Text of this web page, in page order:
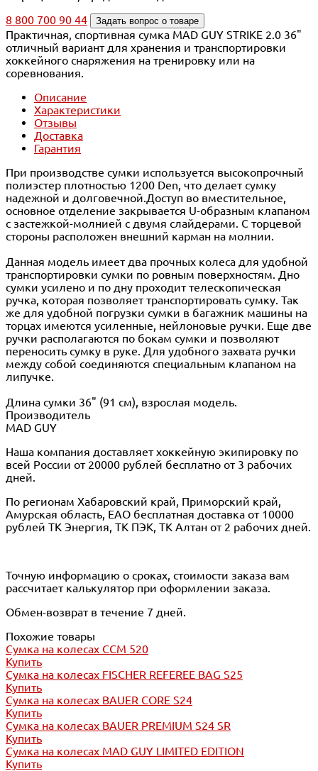
8 800 700 90 44
Задать вопрос о товаре
Практичная, спортивная сумка MAD GUY STRIKE 2.0 36"
отличный вариант для хранения и транспортировки
хоккейного снаряжения на тренировку или на
соревнования.
Описание
Характеристики
Отзывы
Доставка
Гарантия
При производстве сумки используется высокопрочный
полиэстер плотностью 1200 Den, что делает сумку
надежной и долговечной.Доступ во вместительное,
основное отделение закрывается U-образным клапаном
с застежкой-молнией с двумя слайдерами. С торцевой
стороны расположен внешний карман на молнии.
Данная модель имеет два прочных колеса для удобной
транспортировки сумки по ровным поверхностям. Дно
сумки усилено и по дну проходит телескопическая
ручка, которая позволяет транспортировать сумку. Так
же для удобной погрузки сумки в багажник машины на
торцах имеются усиленные, нейлоновые ручки. Еще две
ручки располагаются по бокам сумки и позволяют
переносить сумку в руке. Для удобного захвата ручки
между собой соединяются специальным клапаном на
липучке.
Длина сумки 36" (91 см), взрослая модель.
Производитель
MAD GUY
Наша компания доставляет хоккейную экипировку по
всей России от 20000 рублей бесплатно от 3 рабочих
дней.
По регионам Хабаровский край, Приморский край,
Амурская область, ЕАО бесплатная доставка от 10000
рублей ТК Энергия, ТК ПЭК, ТК Алтан от 2 рабочих дней.
Точную информацию о сроках, стоимости заказа вам
рассчитает калькулятор при оформлении заказа.
Обмен-возврат в течение 7 дней.
Похожие товары
Сумка на колесах CCM 520
Купить
Сумка на колесах FISCHER REFEREE BAG S25
Купить
Сумка на колесах BAUER CORE S24
Купить
Сумка на колесах BAUER PREMIUM S24 SR
Купить
Сумка на колесах MAD GUY LIMITED EDITION
Купить